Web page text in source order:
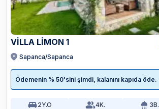
VILLA LIMON 1
Sapanca/Sapanca
Ödemenin % 50'sini şimdi, kalanını kapıda öde.
2Y.O 4K. 3B.